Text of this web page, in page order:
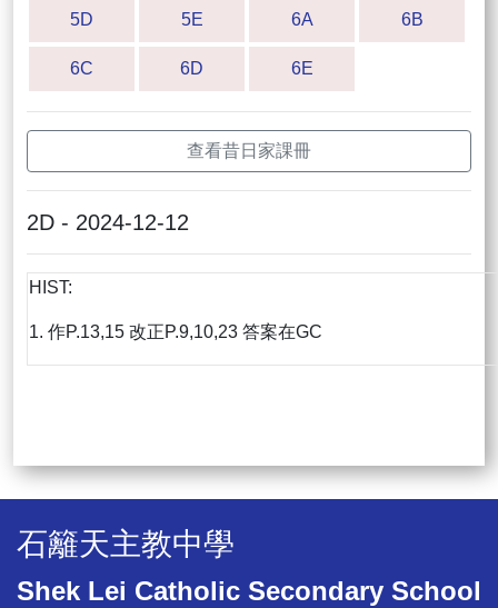
5D 5E 6A 6B
6C 6D 6E
查看昔日家課冊
2D - 2024-12-12
HIST:
1. 作P.13,15 改正P.9,10,23 答案在GC
石籬天主教中學
Shek Lei Catholic Secondary School